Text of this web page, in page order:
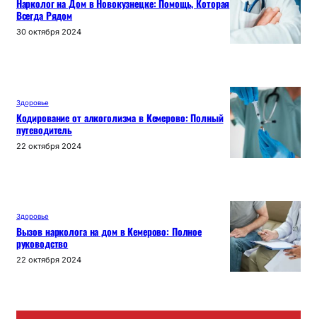
Нарколог на Дом в Новокузнецке: Помощь, Которая
Всегда Рядом
30 октября 2024
Здоровье
Кодирование от алкоголизма в Кемерово: Полный
путеводитель
22 октября 2024
Здоровье
Вызов нарколога на дом в Кемерово: Полное
руководство
22 октября 2024